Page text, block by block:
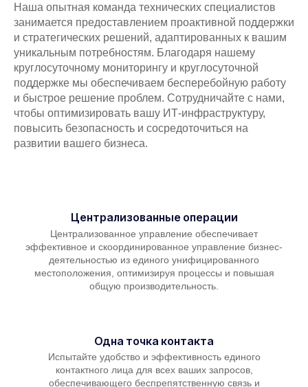
Наша опытная команда технических специалистов
занимается предоставлением проактивной поддержки
и стратегических решений, адаптированных к вашим
уникальным потребностям. Благодаря нашему
круглосуточному мониторингу и круглосуточной
поддержке мы обеспечиваем бесперебойную работу
и быстрое решение проблем. Сотрудничайте с нами,
чтобы оптимизировать вашу ИТ-инфраструктуру,
повысить безопасность и сосредоточиться на
развитии вашего бизнеса.
Централизованные операции
Централизованное управление обеспечивает
эффективное и скоординированное управление бизнес-
деятельностью из единого унифицированного
местоположения, оптимизируя процессы и повышая
общую производительность.
Одна точка контакта
Испытайте удобство и эффективность единого
контактного лица для всех ваших запросов,
обеспечивающего беспрепятственную связь и